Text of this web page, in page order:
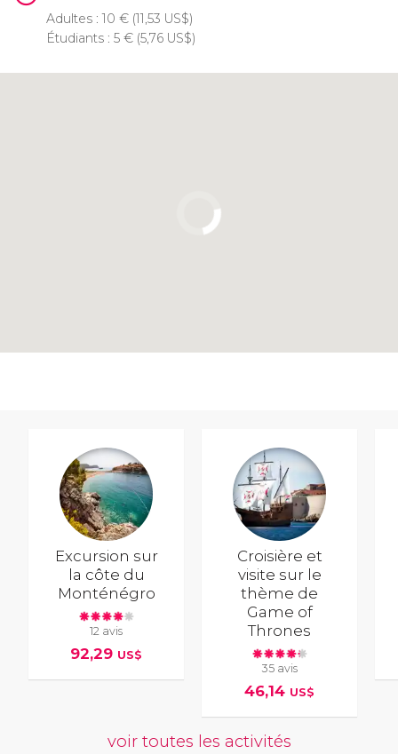
Adultes : 10 €(11,53 US$)
Étudiants : 5 €(5,76 US$)
Excursion sur
la côte du
Monténégro
12 avis
92,29 US$
Croisière et
visite sur le
thème de
Game of
Thrones
35 avis
46,14 US$
voir toutes les activités